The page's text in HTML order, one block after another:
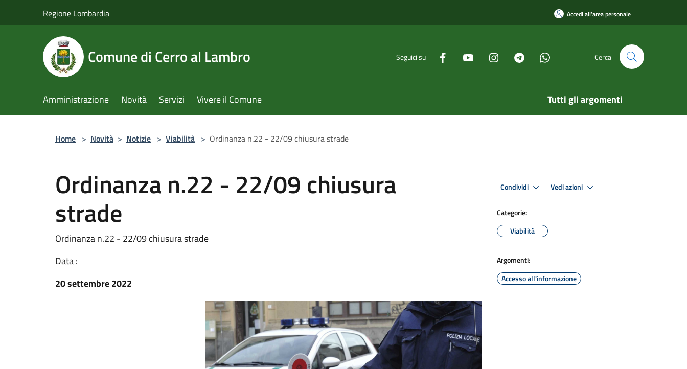
Regione Lombardia Accedi all'area personale
Comune di Cerro al Lambro Seguici su Cerca
Amministrazione Novità Servizi Vivere il Comune Tutti gli argomenti
Home > Novità > Notizie > Viabilità > Ordinanza n.22 - 22/09 chiusura strade
Ordinanza n.22 - 22/09 chiusura
strade
Ordinanza n.22 - 22/09 chiusura strade
Data :
20 settembre 2022
Condividi Vedi azioni
Categorie:
Viabilità
Argomenti:
Accesso all'informazione